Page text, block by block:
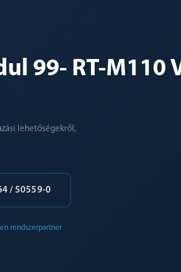
99- RT-M110
lehetőségekről,
/ 50559-0
rendszerpartner